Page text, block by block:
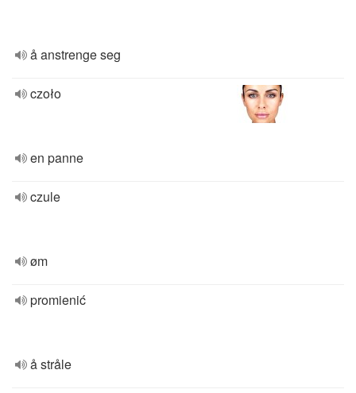
å anstrenge seg
czoło
en panne
czule
øm
promienić
å stråle